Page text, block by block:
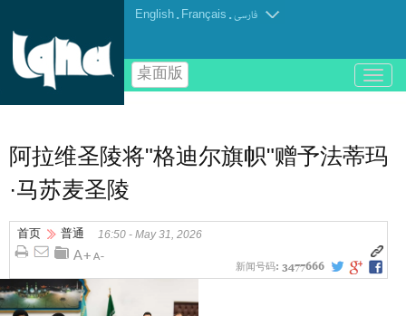
English . Français .فارسی
桌面版
باز
و
منو
阿拉维圣陵将"格迪尔旗帜"赠予法蒂玛
·马苏麦圣陵
首页 普通 16:50 - May 31, 2026
新闻号码: 3477666